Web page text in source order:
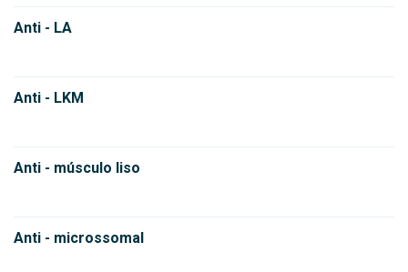
Anti - LA
Anti - LKM
Anti - músculo liso
Anti - microssomal